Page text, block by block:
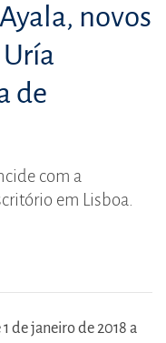
novos
de
com a
em Lisboa.
de janeiro de 2018 a